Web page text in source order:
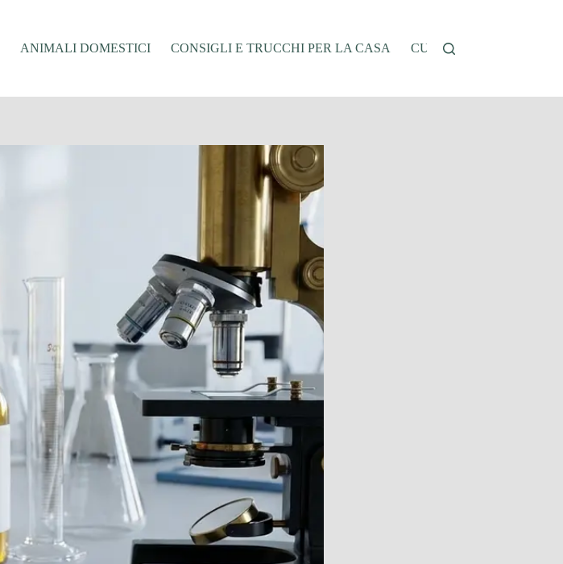
ANIMALI DOMESTICI CONSIGLI E TRUCCHI PER LA CASA CUCINA E RICETTE